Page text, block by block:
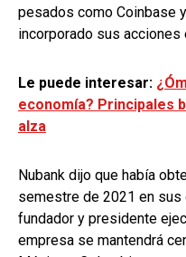
pesados como Coinbase
incorporado sus acciones
Le puede interesar:
economía? Principales
alza
Nubank dijo que había
semestre de 2021 en
fundador y presidente
empresa se mantendrá